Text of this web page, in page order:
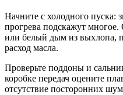
Начните с холодного пуска:
прогрева подскажут
или белый дым из выхлопа,
расход масла.
Проверьте поддоны и
коробке передач оцените
отсутствие посторонних